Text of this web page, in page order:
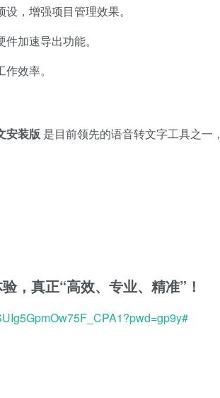
，增强项目管理效果。
加速导出功能。
效率。
安装版 是目前领先的语音转文字工具之一
，真正“高效、专业、精准”！